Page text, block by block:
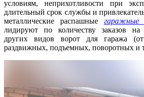
условиям, неприхотливости при
длительный срок службы и
металлические распашные гаражные
лидируют по количеству заказов на
других видов ворот для гаража
раздвижных, подъемных, поворотных и